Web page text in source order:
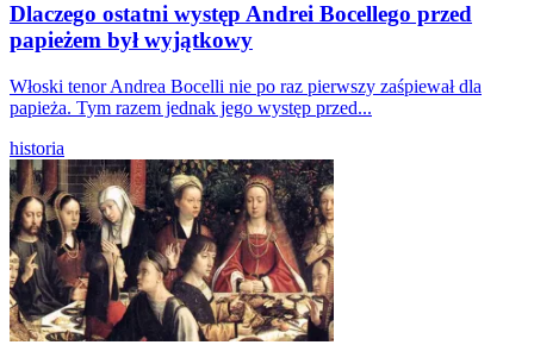
Dlaczego ostatni występ Andrei Bocellego przed
papieżem był wyjątkowy
Włoski tenor Andrea Bocelli nie po raz pierwszy zaśpiewał dla
papieża. Tym razem jednak jego występ przed...
historia